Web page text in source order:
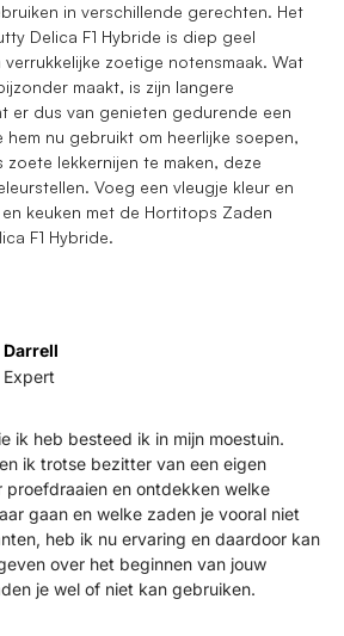
in verschillende gerechten. Het
Delica F1 Hybride is diep geel
zoetige notensmaak. Wat
maakt, is zijn langere
er dus van genieten gedurende een
nu gebruikt om heerlijke soepen,
lekkernijen te maken, deze
Voeg een vleugje kleur en
keuken met de Hortitops Zaden
F1 Hybride.
Darrell
Expert
ik heb besteed ik in mijn moestuin.
ik trotse bezitter van een eigen
proefdraaien en ontdekken welke
gaan en welke zaden je vooral niet
heb ik nu ervaring en daardoor kan
over het beginnen van jouw
je wel of niet kan gebruiken.